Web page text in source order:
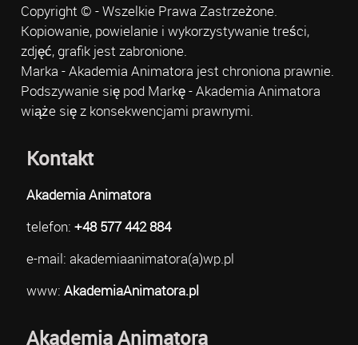
Copyright © - Wszelkie Prawa Zastrzeżone.
Kopiowanie, powielanie i wykorzystywanie treści,
zdjęć, grafik jest zabronione.
Marka - Akademia Animatora jest chroniona prawnie.
Podszywanie się pod Markę - Akademia Animatora
wiąże się z konsekwencjami prawnymi.
Kontakt
Akademia Animatora
telefon: +48 577 442 884
e-mail: akademiaanimatora(a)wp.pl
www: AkademiaAnimatora.pl
Akademia Animatora